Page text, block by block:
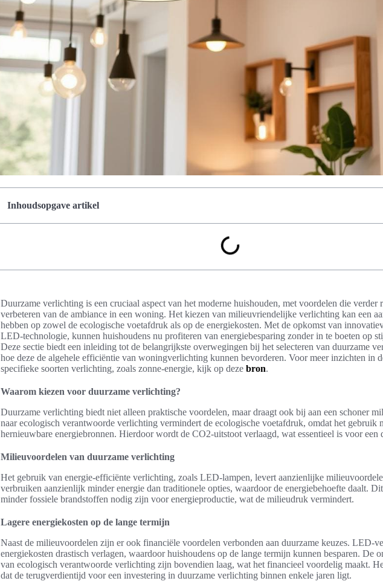
Inhoudsopgave artikel
Duurzame verlichting is een cruciaal aspect van het moderne huishouden, met voordelen die verder
verbeteren van de ambiance in een woning. Het kiezen van milieuvriendelijke verlichting kan een
hebben op zowel de ecologische voetafdruk als op de energiekosten. Met de opkomst van
LED-technologie, kunnen huishoudens nu profiteren van energiebesparing zonder in te boeten op
Deze sectie biedt een inleiding tot de belangrijkste overwegingen bij het selecteren van duurzame
hoe deze de algehele efficiëntie van woningverlichting kunnen bevorderen. Voor meer inzichten in
specifieke soorten verlichting, zoals zonne-energie, kijk op deze bron.
Waarom kiezen voor duurzame verlichting?
Duurzame verlichting biedt niet alleen praktische voordelen, maar draagt ook bij aan een schoner
naar ecologisch verantwoorde verlichting vermindert de ecologische voetafdruk, omdat het gebruik
hernieuwbare energiebronnen. Hierdoor wordt de CO2-uitstoot verlaagd, wat essentieel is voor een
Milieuvoordelen van duurzame verlichting
Het gebruik van energie-efficiënte verlichting, zoals LED-lampen, levert aanzienlijke
verbruiken aanzienlijk minder energie dan traditionele opties, waardoor de energiebehoefte daalt.
minder fossiele brandstoffen nodig zijn voor energieproductie, wat de milieudruk vermindert.
Lagere energiekosten op de lange termijn
Naast de milieuvoordelen zijn er ook financiële voordelen verbonden aan duurzame keuzes. LED-
energiekosten drastisch verlagen, waardoor huishoudens op de lange termijn kunnen besparen. De
van ecologisch verantwoorde verlichting zijn bovendien laag, wat het financieel voordelig maakt.
dat de terugverdientijd voor een investering in duurzame verlichting binnen enkele jaren ligt.